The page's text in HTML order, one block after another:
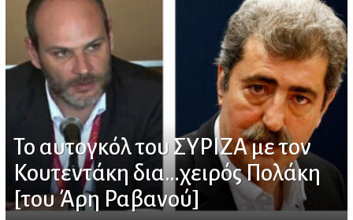
Το αυτογκόλ του ΣΥΡΙΖΑ με τον
Κουτεντάκη δια…χειρός Πολάκη
[του Άρη Ραβανού]